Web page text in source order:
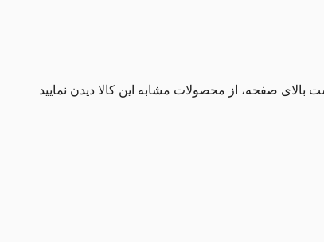
صفحه، از محصولات مشابه این کالا دیدن نمایید